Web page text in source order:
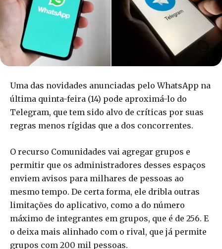
Uma das novidades anunciadas pelo WhatsApp na
última quinta-feira (14) pode aproximá-lo do
Telegram, que tem sido alvo de críticas por suas
regras menos rígidas que a dos concorrentes.
O recurso Comunidades vai agregar grupos e
permitir que os administradores desses espaços
enviem avisos para milhares de pessoas ao
mesmo tempo. De certa forma, ele dribla outras
limitações do aplicativo, como a do número
máximo de integrantes em grupos, que é de 256. E
o deixa mais alinhado com o rival, que já permite
grupos com 200 mil pessoas.